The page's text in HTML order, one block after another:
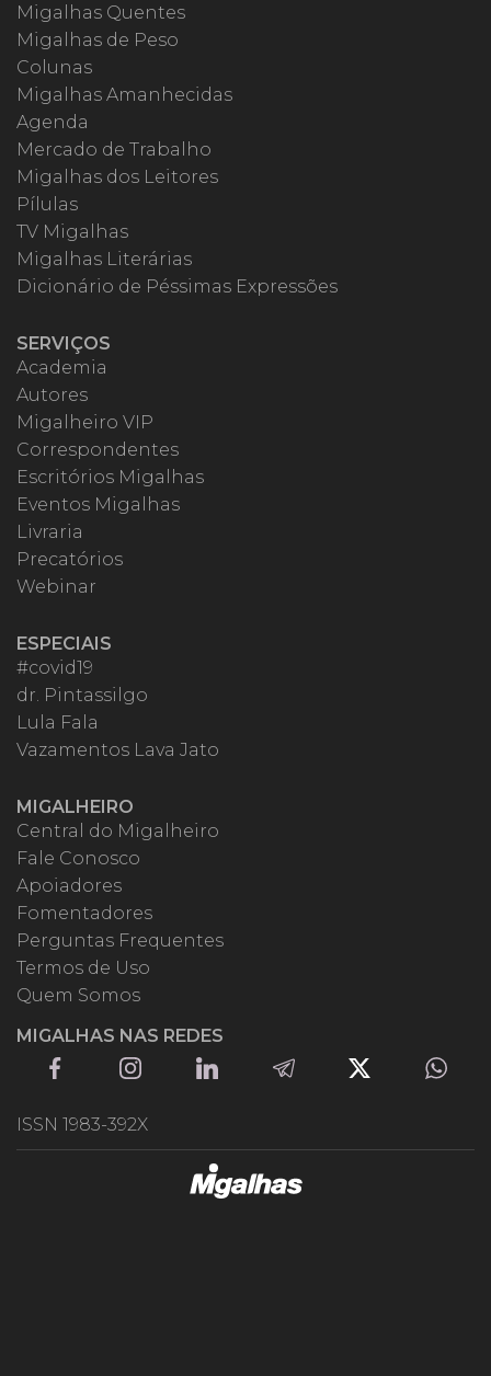
Migalhas Quentes
Migalhas de Peso
Colunas
Migalhas Amanhecidas
Agenda
Mercado de Trabalho
Migalhas dos Leitores
Pílulas
TV Migalhas
Migalhas Literárias
Dicionário de Péssimas Expressões
SERVIÇOS
Academia
Autores
Migalheiro VIP
Correspondentes
Escritórios Migalhas
Eventos Migalhas
Livraria
Precatórios
Webinar
ESPECIAIS
#covid19
dr. Pintassilgo
Lula Fala
Vazamentos Lava Jato
MIGALHEIRO
Central do Migalheiro
Fale Conosco
Apoiadores
Fomentadores
Perguntas Frequentes
Termos de Uso
Quem Somos
MIGALHAS NAS REDES
ISSN 1983-392X